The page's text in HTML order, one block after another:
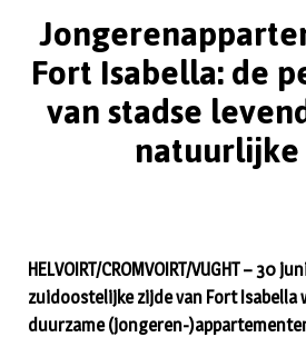
Fort Isabella: de
van stadse
HELVOIRT/CROMVOIRT/VUGHT – 30
zuidoostelijke zijde van Fort Isabella
duurzame (jongeren-